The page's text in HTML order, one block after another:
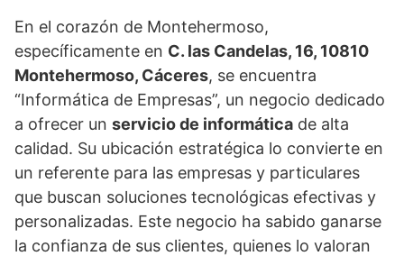
En el corazón de Montehermoso,
específicamente en C. las Candelas, 16, 10810
Montehermoso, Cáceres, se encuentra
“Informática de Empresas”, un negocio dedicado
a ofrecer un servicio de informática de alta
calidad. Su ubicación estratégica lo convierte en
un referente para las empresas y particulares
que buscan soluciones tecnológicas efectivas y
personalizadas. Este negocio ha sabido ganarse
la confianza de sus clientes, quienes lo valoran